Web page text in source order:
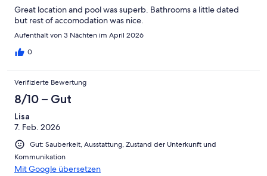
Great location and pool was superb. Bathrooms a little dated
but rest of accomodation was nice.
Aufenthalt von 3 Nächten im April 2026
0
Verifizierte Bewertung
8/10 – Gut
Lisa
7. Feb. 2026
Gut: Sauberkeit, Ausstattung, Zustand der Unterkunft und
Kommunikation
Mit Google übersetzen